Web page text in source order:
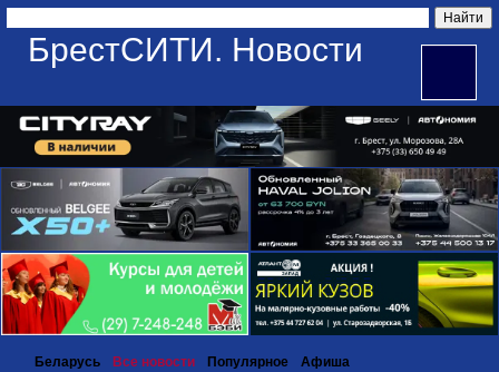
БрестСИТИ. Новости
Беларусь Все новости Популярное Афиша